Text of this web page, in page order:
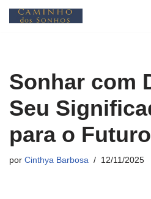
conteúdo
Sonhar com
Seu
para o Futuro
por Cinthya Barbosa 12/11/2025